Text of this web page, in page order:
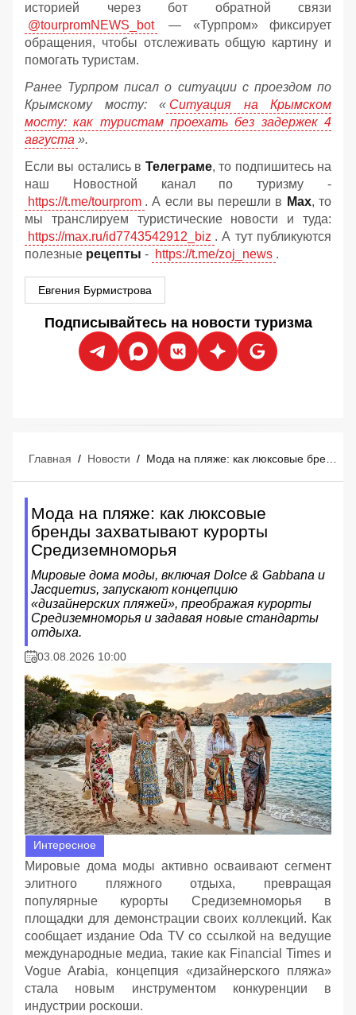
историей через бот обратной связи
@tourpromNEWS_bot
— «Турпром» фиксирует
обращения, чтобы отслеживать общую картину и
помогать туристам.
Ранее Турпром писал о ситуации с проездом по
Крымскому мосту: « Ситуация на Крымском
мосту: как туристам проехать без задержек 4
августа ».
Если вы остались в Телеграме, то подпишитесь на
наш Новостной канал по туризму -
https://t.me/tourprom . А если вы перешли в Мах, то
мы транслируем туристические новости и туда:
https://max.ru/id7743542912_biz . А тут публикуются
полезные рецепты - https://t.me/zoj_news .
Евгения Бурмистрова
Подписывайтесь на новости туризма
Главная / Новости / Мода на пляже: как люксовые бренды захватывают курорты Средиземноморья
Мода на пляже: как люксовые
бренды захватывают курорты
Средиземноморья
Мировые дома моды, включая Dolce & Gabbana и
Jacquemus, запускают концепцию
«дизайнерских пляжей», преображая курорты
Средиземноморья и задавая новые стандарты
отдыха.
03.08.2026 10:00
Интересное
Мировые дома моды активно осваивают сегмент
элитного пляжного отдыха, превращая
популярные курорты Средиземноморья в
площадки для демонстрации своих коллекций. Как
сообщает издание Oda TV со ссылкой на ведущие
международные медиа, такие как Financial Times и
Vogue Arabia, концепция «дизайнерского пляжа»
стала новым инструментом конкуренции в
индустрии роскоши.